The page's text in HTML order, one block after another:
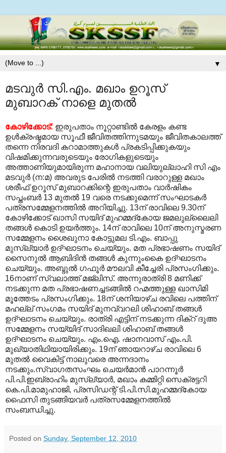
▼
മടവുര്‍ സി.എം. മഖാം ഉറൂസ്
മുബാറക് നാളെ മുതല്‍
കോഴിക്കോട്: ഇരുപതാം നൂറ്റാണ്ടില്‍ കേരളം കണ്ട
ഉള്‍‍ക്രഷ്ടമായ സൂഫീ ജീവിതത്തിന്നുടമയും ജീവിതകാലത്ത്
തന്നെ നിരവദി കറാമാത്തുകള്‍ പ്രകടിപ്പിക്കുകയും
വിഷമിക്കുന്നവരുടെയും രോഗികളുടെയും
അത്താണിയുമായിരുന്ന മഹാനായ വലിയുല്ലാഹി സി എം
മടവുര്‍ (ന:മ) അവരുട പേരില്‍ നടത്തി വരാറുള്ള മഖാം
ശരീഫ്‌ ഉറൂസ് മുബാറക്കിന്റെ ഇരുപതാം വാര്‍ഷികം
സപ്തംബര്‍ 13 മുതല്‍ 19 വരെ നടക്കുമെന്ന് സംഘാടകര്‍
പത്രസമ്മേളനത്തില്‍ അറിയിച്ചു. 13ന് രാവിലെ 9.30ന്
കോഴിക്കോട് ഖാസി സയിദ് മുഹമ്മദ്‌കോയ ജമലുല്ലൈലി
തങ്ങള്‍ കൊടി ഉയര്‍ത്തും. 14ന് രാവിലെ 10ന് അനുസ്മരണ
സമ്മേളനം ശൈഖുനാ കോട്ടുമല ടി.എം. ബാപ്പു
മുസ്‌ല്യാര്‍ ഉദ്ഘാടനം ചെയ്യും. മത പ്രഭാഷണം സയിദ്
സൈനുല്‍ ആബിദിന്‍ തങ്ങള്‍ കുന്നുംകൈ ഉദ്ഘാടനം
ചെയ്യും. അബ്ദുല്‍ ഗഫൂര്‍ മൗലവി കീച്ചേരി പ്രസംഗിക്കും.
16നാണ് സ്വലാത്ത് മജ്‌ലിസ്. അന്നുരാത്രി 8 മണിക്ക്
നടക്കുന്ന മത പ്രഭാഷണച്ചടങ്ങില്‍ റഹ്മത്തുള്ള ഖാസിമി
മൂത്തേടം പ്രസംഗിക്കും. 18ന് ശനിയാഴ്ച രവിലെ പത്തിന്
മഹല്ല് സംഗമം സയിദ് മുനവ്വറലി ശിഹാബ് തങ്ങള്‍
ഉദ്ഘാടനം ചെയ്യും. രാത്രി എട്ടിന് നടക്കുന്ന ദിക്‌റ് ദുഅ
സമ്മേളനം സയ്യിദ് സാദിഖലി ശിഹാബ് തങ്ങള്‍
ഉദ്ഘാടനം ചെയ്യും. എം.ഐ. ഷാനവാസ് എം.പി.
മുഖ്യാതിഥിയായിരിക്കും. 19ന് ഞായറാഴ്ച രാവിലെ 6
മുതല്‍ വൈകിട്ട് നാലുവരെ അന്നദാനം
നടക്കും.സ്വാഗതസംഘം ചെയര്‍മാന്‍ പാറന്നൂര്‍
പി.പി.ഇബ്രാഹിം മുസ്‌ല്യാര്‍, മഖാം കമ്മിറ്റി സെക്രട്ടറി
കെ.പി.മാമുഹാജി, പ്രസിഡന്റ് ടി.പി.സി.മുഹമ്മദ്‌കോയ
ഫൈസി തുടങ്ങിയവര്‍ പത്രസമ്മേളനത്തില്‍
സംബന്ധിച്ചു.
Posted on Sunday, September 12, 2010